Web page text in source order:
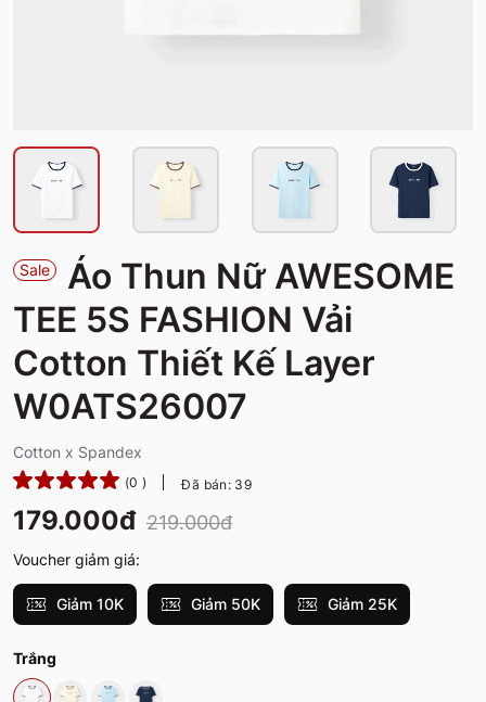
Sale
Áo Thun Nữ AWESOME
TEE 5S FASHION Vải
Cotton Thiết Kế Layer
W0ATS26007
Cotton x Spandex
(0 ) Đã bán: 39
179.000đ 219.000đ
Voucher giảm giá:
Giảm 10K Giảm 50K Giảm 25K
Trắng